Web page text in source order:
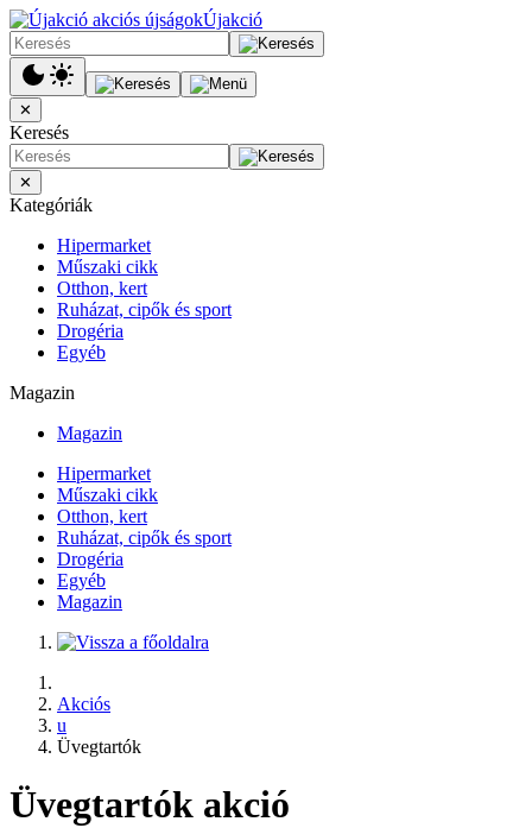
Újakció
✕
Keresés
✕
Kategóriák
Hipermarket
Műszaki cikk
Otthon, kert
Ruházat, cipők és sport
Drogéria
Egyéb
Magazin
Magazin
Hipermarket
Műszaki cikk
Otthon, kert
Ruházat, cipők és sport
Drogéria
Egyéb
Magazin
Akciós
u
Üvegtartók
Üvegtartók akció